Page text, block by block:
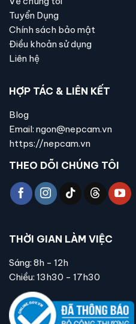
Tuyển Dụng
Chính sách bảo mật
Điều khoản sử dụng
Liên hệ
HỢP TÁC & LIÊN KẾT
Blog
Email: ngon@nepcam.vn
https://nepcam.vn
THEO DÕI CHÚNG TÔI
THỜI GIAN LÀM VIỆC
Sáng: 8h - 12h
Chiều: 13h30 - 17h30